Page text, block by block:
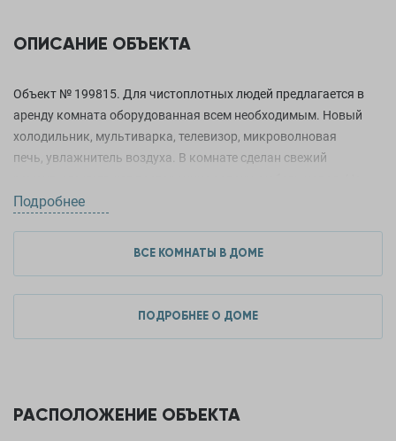
Год постройки
Количество подъездов
Количество квартир 194
Этажность
ДОПОЛНИТЕЛЬНЫЕ ХАРАКТЕРИСТИКИ
Ремонт Косметический
ОПИСАНИЕ ОБЪЕКТА
Объект № 199815. Для чистоплотных людей предлагается в
аренду комната оборудованная всем необходимым. Новый
холодильник, мультиварка, телевизор, микроволновая
печь, увлажнитель воздуха. В комнате сделан свежий
этаже тихие приличные соседи, места общего пользования
Подробнее
ВСЕ КОМНАТЫ В ДОМЕ
ПОДРОБНЕЕ О ДОМЕ
РАСПОЛОЖЕНИЕ ОБЪЕКТА